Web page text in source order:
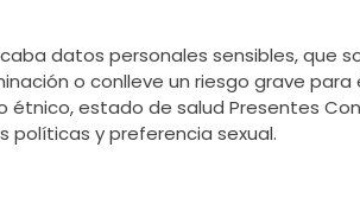
recaba datos personales sensibles,
o conlleve un riesgo grave
estado de salud Presentes
políticas y preferencia sexual.